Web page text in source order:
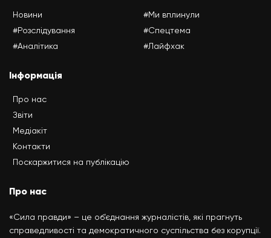
Новини
#Розслідування
#Аналітика
#Ми вплинули
#Спецтема
#Лайфхак
Інформація
Про нас
Звіти
Медіакіт
Контакти
Поскаржитися на публікацію
Про нас
«Сила правди» – це об’єднання журналістів, які прагнуть
справедливості та демократичного суспільства без корупції.